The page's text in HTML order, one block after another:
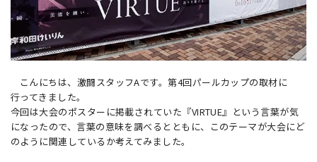
こんにちは、激闘スタッフAです。第4回パールカップの取材に
行ってきました。
今回は大会のポスターに掲載されていた『VIRTUE』という言葉が気
になったので、言葉の意味を調べるとともに、このテーマが大会にど
のように関連しているか考えてみました。